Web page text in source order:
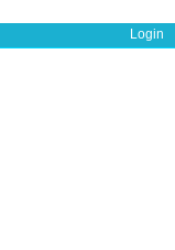
Login